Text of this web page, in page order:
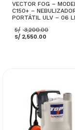
VECTOR FOG –
C150+ –
PORTÁTIL ULV – 06
S/ 3,200.00
S/ 2,550.00